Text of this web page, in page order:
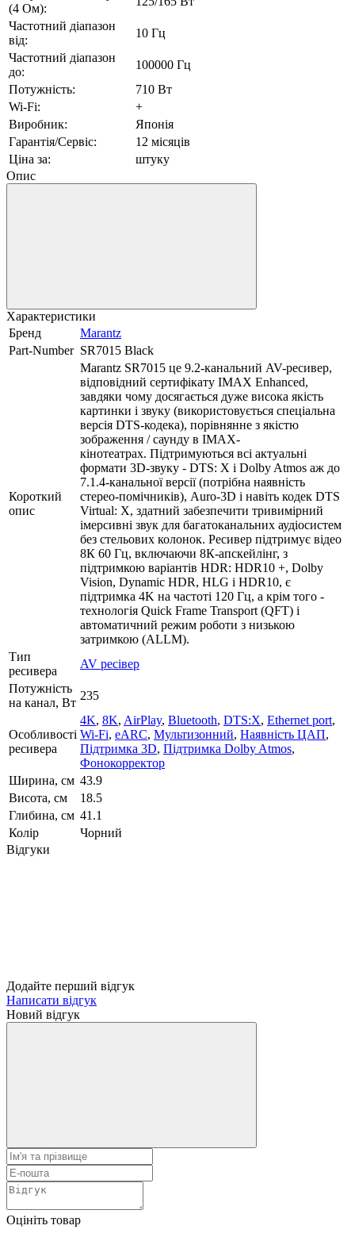
(4 Ом):
Частотний діапазон
від:
10 Гц
Частотний діапазон
до:
100000 Гц
Потужність:
710 Вт
Wi-Fi:
+
Виробник:
Японія
Гарантія/Сервіс:
12 місяців
Ціна за:
штуку
Опис
Характеристики
Бренд
Marantz
Part-Number SR7015 Black
Короткий
опис
Marantz SR7015 це 9.2-канальний AV-ресивер,
відповідний сертифікату IMAX Enhanced,
завдяки чому досягається дуже висока якість
картинки і звуку (використовується спеціальна
версія DTS-кодека), порівнянне з якістю
зображення / саунду в IMAX-
кінотеатрах. Підтримуються всі актуальні
формати 3D-звуку - DTS: X і Dolby Atmos аж до
7.1.4-канальної версії (потрібна наявність
стерео-помічників), Auro-3D і навіть кодек DTS
Virtual: X, здатний забезпечити тривимірний
імерсивні звук для багатоканальних аудіосистем
без стельових колонок. Ресивер підтримує відео
8К 60 Гц, включаючи 8К-апскейлінг, з
підтримкою варіантів HDR: HDR10 +, Dolby
Vision, Dynamic HDR, HLG і HDR10, є
підтримка 4K на частоті 120 Гц, а крім того -
технологія Quick Frame Transport (QFT) і
автоматичний режим роботи з низькою
затримкою (ALLM).
Тип
ресивера
AV ресівер
Потужність
на канал, Вт
235
Особливості
ресивера
4K, 8K, AirPlay, Bluetooth, DTS:X, Ethernet port,
Wi-Fi, eARC, Мультизонний, Наявність ЦАП,
Підтримка 3D, Підтримка Dolby Atmos,
Фонокорректор
Ширина, см 43.9
Висота, см
18.5
Глибина, см 41.1
Колір
Чорний
Відгуки
Додайте перший відгук
Написати відгук
Новий відгук
Оцініть товар